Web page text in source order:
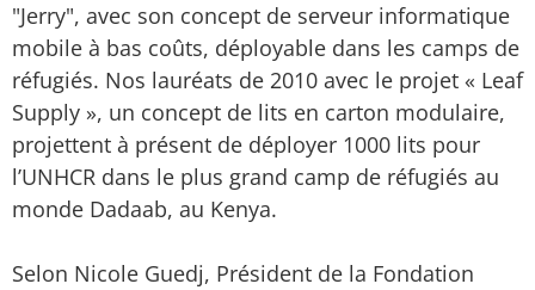
"Jerry", avec son concept de serveur informatique
mobile à bas coûts, déployable dans les camps de
réfugiés. Nos lauréats de 2010 avec le projet « Leaf
Supply », un concept de lits en carton modulaire,
projettent à présent de déployer 1000 lits pour
l’UNHCR dans le plus grand camp de réfugiés au
monde Dadaab, au Kenya.
Selon Nicole Guedj, Président de la Fondation